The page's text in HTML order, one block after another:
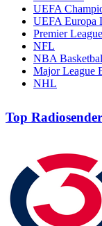
UEFA
UEFA Europa
Premier League
NFL
NBA
Major League
NHL
Top Radiosender